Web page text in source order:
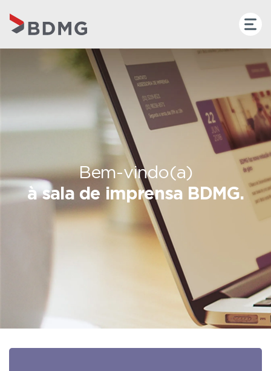
Bem-vindo(a)
à sala de imprensa BDMG.